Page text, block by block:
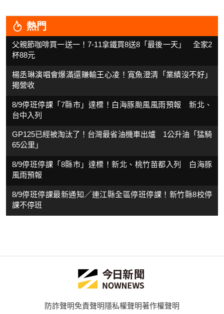
熱門
父親節咖啡買一送一！7-11拿鐵買8送8「最後一天」 全家2
杯88元
楊丞琳演唱會爆滿還賺輸王心凌！寬魚澄清「業績沒不好」
揭營收
8/9停班停課「7縣市」達標！白海豚颱風風雨預報 新北、
台中入列
GP125已經被淘汰了！台灣最省油機車出爐 1公升油「猛騎
65公里」
8/9停班停課「8縣市」達標！新北、桃竹苗都入列 白海豚
風雨預報
8/9停班停課最新通知／連江縣全區停班停課！新竹縣8校停
課不停班
防詐聲明免責聲明隱私權聲明著作權聲明